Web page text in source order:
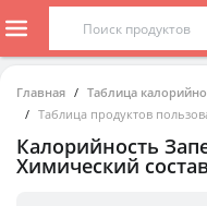
Главная
Таблица
Таблица продуктов
Калорийность
Химический